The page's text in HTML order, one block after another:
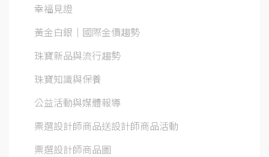
幸福見證
黃金白銀│國際金價趨勢
珠寶新品與流行趨勢
珠寶知識與保養
公益活動與媒體報導
票選設計師商品送設計師商品活動
票選設計師商品圖